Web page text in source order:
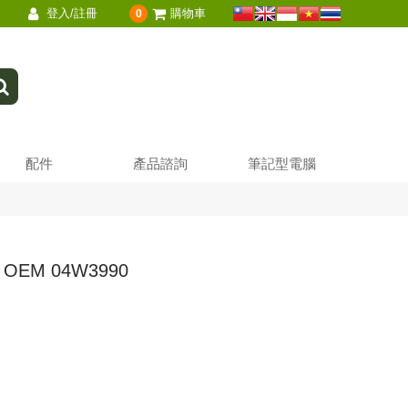
登入/註冊 0 購物車
配件 產品諮詢 筆記型電腦
04W3990